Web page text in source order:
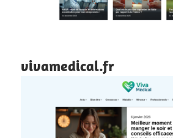
vivamedical.fr